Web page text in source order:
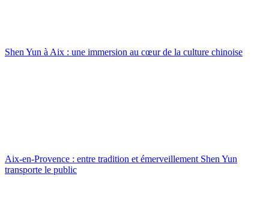
Shen Yun à Aix : une immersion au cœur de la culture chinoise
Aix-en-Provence : entre tradition et émerveillement Shen Yun
transporte le public